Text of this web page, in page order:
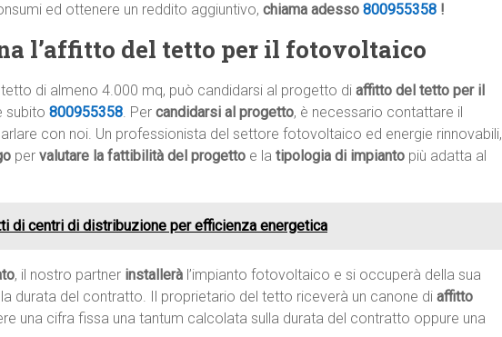
ed ottenere un reddito aggiuntivo, chiama adesso 800955358 !
l’affitto del tetto per il fotovoltaico
di almeno 4.000 mq, può candidarsi al progetto di affitto del tetto per il
subito 800955358. Per candidarsi al progetto, è necessario contattare il
con noi. Un professionista del settore fotovoltaico ed energie rinnovabili,
per valutare la fattibilità del progetto e la tipologia di impianto più adatta al
di centri di distribuzione per efficienza energetica
, il nostro partner installerà l’impianto fotovoltaico e si occuperà della sua
durata del contratto. Il proprietario del tetto riceverà un canone di affitto
una cifra fissa una tantum calcolata sulla durata del contratto oppure una